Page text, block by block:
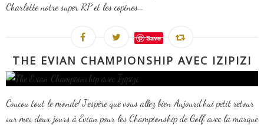
Charlotte notre super RP et les copines...
Save
THE EVIAN CHAMPIONSHIP AVEC IZIPIZI
Coucou tout le monde! J'espère que vous allez bien Aujourd'hui petit retour
sur mes deux jours à Evian pour les Championship de Golf avec la marque